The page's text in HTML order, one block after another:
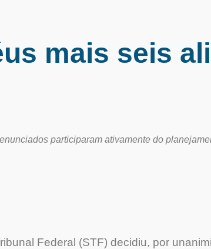
mais seis
participaram ativamente do
Federal (STF) decidiu, por